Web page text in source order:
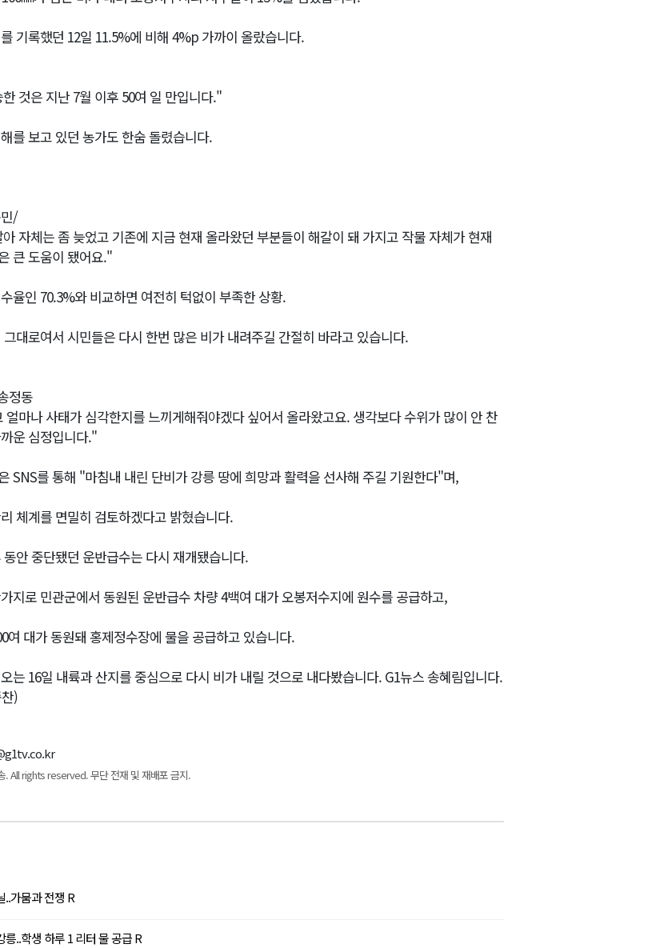
기록했던 12일 11.5%에 비해 4%p 가까이 올랐습니다.
것은 지난 7월 이후 50여 일 만입니다."
를 보고 있던 농가도 한숨 돌렸습니다.
/
자체는 좀 늦었고 기존에 지금 현재 올라왔던 부분들이 해갈이 돼 가지고 작물 자체가 현재
큰 도움이 됐어요."
율인 70.3%와 비교하면 여전히 턱없이 부족한 상황.
대로여서 시민들은 다시 한번 많은 비가 내려주길 간절히 바라고 있습니다.
정동
얼마나 사태가 심각한지를 느끼게해줘야겠다 싶어서 올라왔고요. 생각보다 수위가 많이 안 찬
운 심정입니다."
SNS를 통해 "마침내 내린 단비가 강릉 땅에 희망과 활력을 선사해 주길 기원한다"며,
체계를 면밀히 검토하겠다고 밝혔습니다.
안 중단됐던 운반급수는 다시 재개됐습니다.
지로 민관군에서 동원된 운반급수 차량 4백여 대가 오봉저수지에 원수를 공급하고,
여 대가 동원돼 홍제정수장에 물을 공급하고 있습니다.
는 16일 내륙과 산지를 중심으로 다시 비가 내릴 것으로 내다봤습니다. G1뉴스 송혜림입니다.
)
All rights reserved. 무단 전재 및 재배포 금지.
..가뭄과 전쟁 R
릉..학생 하루 1 리터 물 공급 R